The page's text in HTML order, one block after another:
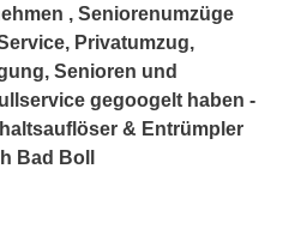
, Seniorenumzüge
Privatumzug,
Senioren und
gegoogelt haben -
& Entrümpler
Bad Boll